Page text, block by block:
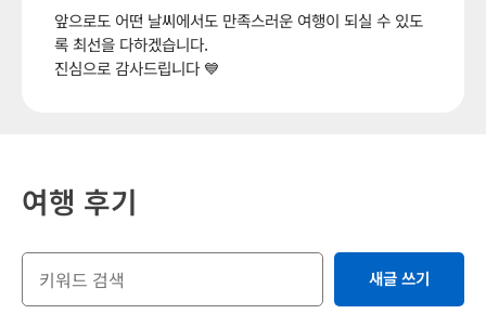
앞으로도 어떤 날씨에서도 만족스러운 여행이 되실 수 있도
록 최선을 다하겠습니다.
진심으로 감사드립니다 💙
여행 후기
새글 쓰기